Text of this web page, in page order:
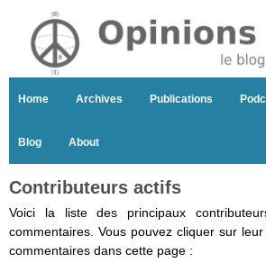
Home Archives Publications
Blog About
Contributeurs actifs
Voici la liste des principaux
commentaires. Vous pouvez cliquer sur
commentaires dans cette page :